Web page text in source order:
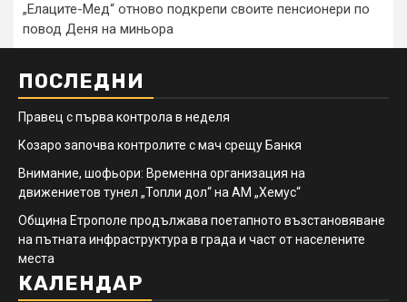
„Елаците-Мед“ отново подкрепи своите пенсионери по
повод Деня на миньора
ПОСЛЕДНИ
Правец с първа контрола в неделя
Козаро започва контролите с мач срещу Банкя
Внимание, шофьори: Временна организация на
движениетов тунел „Топли дол“ на АМ „Хемус“
Община Етрополе продължава поетапното възстановяване
на пътната инфраструктура в града и част от населените
места
КАЛЕНДАР